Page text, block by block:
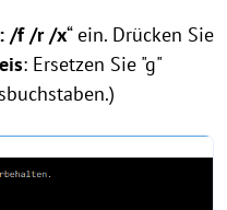
/f /r /x“ ein. Drücken Sie
: Ersetzen Sie "g"